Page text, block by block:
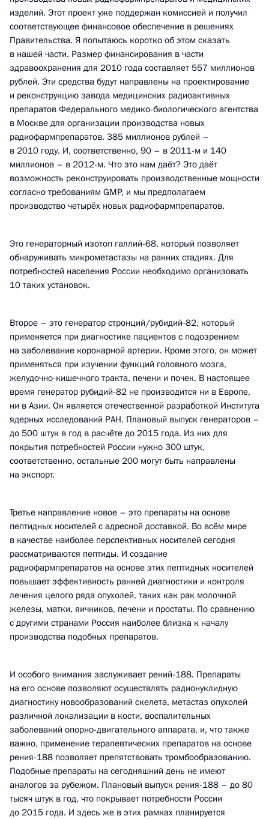
изделий. Этот проект уже поддержан комиссией и получил
соответствующее финансовое обеспечение в решениях
Правительства. Я попытаюсь коротко об этом сказать
в нашей части. Размер финансирования в части
здравоохранения для 2010 года составляет 557 миллионов
рублей. Эти средства будут направлены на проектирование
и реконструкцию завода медицинских радиоактивных
препаратов Федерального медико-биологического агентства
в Москве для организации производства новых
радиофармпрепаратов. 385 миллионов рублей –
в 2010 году. И, соответственно, 90 – в 2011-м и 140
миллионов – в 2012-м. Что это нам даёт? Это даёт
возможность реконструировать производственные мощности
согласно требованиям GMP, и мы предполагаем
производство четырёх новых радиофармпрепаратов.
Это генераторный изотоп галлий-68, который позволяет
обнаруживать микрометастазы на ранних стадиях. Для
потребностей населения России необходимо организовать
10 таких установок.
Второе – это генератор стронций/рубидий-82, который
применяется при диагностике пациентов с подозрением
на заболевание коронарной артерии. Кроме этого, он может
применяться при изучении функций головного мозга,
желудочно-кишечного тракта, печени и почек. В настоящее
время генератор рубидий-82 не производится ни в Европе,
ни в Азии. Он является отечественной разработкой Института
ядерных исследований РАН. Плановый выпуск генераторов –
до 500 штук в год в расчёте до 2015 года. Из них для
покрытия потребностей России нужно 300 штук,
соответственно, остальные 200 могут быть направлены
на экспорт.
Третье направление новое – это препараты на основе
пептидных носителей с адресной доставкой. Во всём мире
в качестве наиболее перспективных носителей сегодня
рассматриваются пептиды. И создание
радиофармпрепаратов на основе этих пептидных носителей
повышает эффективность ранней диагностики и контроля
лечения целого ряда опухолей, таких как рак молочной
железы, матки, яичников, печени и простаты. По сравнению
с другими странами Россия наиболее близка к началу
производства подобных препаратов.
И особого внимания заслуживает рений-188. Препараты
на его основе позволяют осуществлять радионуклидную
диагностику новообразований скелета, метастаз опухолей
различной локализации в кости, воспалительных
заболеваний опорно-двигательного аппарата, и, что также
важно, применение терапевтических препаратов на основе
рения-188 позволяет препятствовать тромбообразованию.
Подобные препараты на сегодняшний день не имеют
аналогов за рубежом. Плановый выпуск рения-188 – до 80
тысяч штук в год, что покрывает потребности России
до 2015 года. И здесь же в этих рамках планируется